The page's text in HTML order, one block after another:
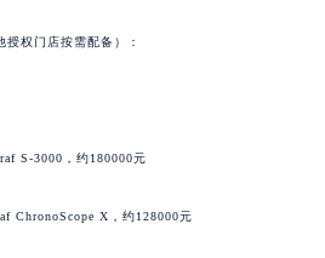
权门店按需配备）：
S-3000，约180000元
ChronoScope X，约128000元